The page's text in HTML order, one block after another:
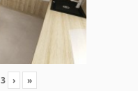
3 › »